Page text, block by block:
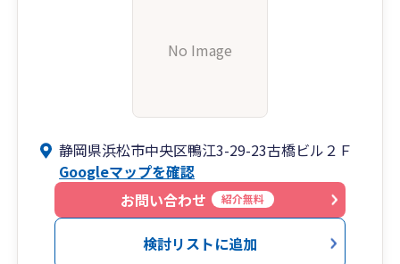
No Image
静岡県浜松市中央区鴨江3-29-23古橋ビル２Ｆ
Googleマップを確認
お問い合わせ
紹介無料
検討リストに追加